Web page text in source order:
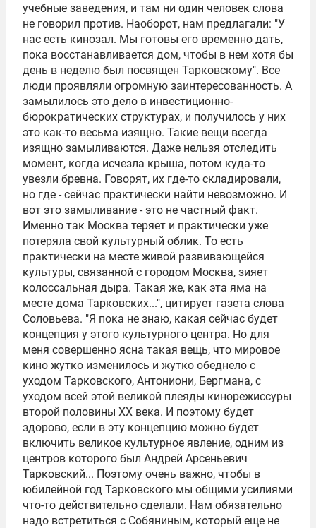
учебные заведения, и там ни один человек слова
не говорил против. Наоборот, нам предлагали: "У
нас есть кинозал. Мы готовы его временно дать,
пока восстанавливается дом, чтобы в нем хотя бы
день в неделю был посвящен Тарковскому". Все
люди проявляли огромную заинтересованность. А
замылилось это дело в инвестиционно-
бюрократических структурах, и получилось у них
это как-то весьма изящно. Такие вещи всегда
изящно замыливаются. Даже нельзя отследить
момент, когда исчезла крыша, потом куда-то
увезли бревна. Говорят, их где-то складировали,
но где - сейчас практически найти невозможно. И
вот это замыливание - это не частный факт.
Именно так Москва теряет и практически уже
потеряла свой культурный облик. То есть
практически на месте живой развивающейся
культуры, связанной с городом Москва, зияет
колоссальная дыра. Такая же, как эта яма на
месте дома Тарковских...", цитирует газета слова
Соловьева. "Я пока не знаю, какая сейчас будет
концепция у этого культурного центра. Но для
меня совершенно ясна такая вещь, что мировое
кино жутко изменилось и жутко обеднело с
уходом Тарковского, Антониони, Бергмана, с
уходом всей этой великой плеяды кинорежиссуры
второй половины ХХ века. И поэтому будет
здорово, если в эту концепцию можно будет
включить великое культурное явление, одним из
центров которого был Андрей Арсеньевич
Тарковский... Поэтому очень важно, чтобы в
юбилейной год Тарковского мы общими усилиями
что-то действительно сделали. Нам обязательно
надо встретиться с Собяниным, который еще не